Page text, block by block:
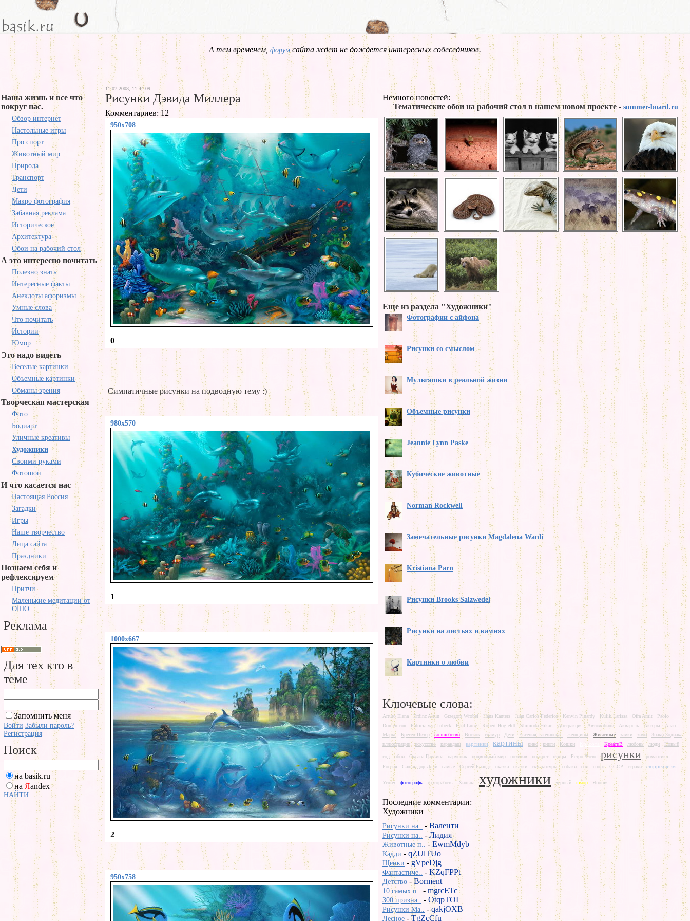
А тем временем, форум сайта ждет не дождется интересных собеседников.
Наша жизнь и все что
вокруг нас.
Обзор интернет
Настольные игры
Про спорт
Животный мир
Природа
Транспорт
Дети
Макро фотография
Забавная реклама
Историческое
Архитектура
Обои на рабочий стол
А это интересно почитать
Полезно знать
Интересные факты
Анекдоты афоризмы
Умные слова
Что почитать
Истории
Юмор
Это надо видеть
Веселые картинки
Объемные картинки
Обманы зрения
Творческая мастерская
Фото
Бодиарт
Уличные креативы
Художники
Своими руками
Фотошоп
И что касается нас
Настоящая Россия
Загадки
Игры
Наше творчество
Лица сайта
Праздники
Познаем себя и
рефлексируем
Притчи
Маленькие медитации от
ОШО
Реклама
Для тех кто в
теме
Запомнить меня
Войти Забыли пароль?
Регистрация
Поиск
на basik.ru
на Яandex
НАЙТИ
11.07.2008, 11.44.09
Рисунки Дэвида Миллера
Комментариев: 12
950x708
0
Симпатичные рисунки на подводную тему :)
980x570
1
1000x667
2
950x758
Немного новостей:
Тематические обои на рабочий стол в нашем новом проекте - summer-board.ru
Еще из раздела "Художники"
Фотографии с айфона
Рисунки со смыслом
Мультяшки в реальной жизни
Объемные рисунки
Jeannie Lynn Paske
Кубические животные
Norman Rockwell
Замечательные рисунки Magdalena Wanli
Kristiana Parn
Рисунки Brooks Salzwedel
Рисунки на листьях и камнях
Картинки о любви
Ключевые слова:
Arturo Elena Erdinc Altun Grzegorz Wrobel Hans Kanters Juan Carlos Federico Kenvin Pinardy Kulik Larissa Ofra Amit
Paolo
Domenicon
Patricia van Lubeck Paul Lung Robert Hogfeldt Shimoda Hikari Абстракция Автомобили Акварель Актеры
Алан
Маркс
Брёгел Питер волшебство Восток гламур Дети Евгения Гапчинская женщины Животные замки зима
Знаки Зодиака
иллюстрации
искусство карандаш картинки картины кино книги Кошки Красота КреатиВ любовь люди Новый
год обои Оксана Гривина парусник подводный мир позитив портрет птицы Ретро Фото рисунки
романтика
Россия
Сальвадор Дали самые Сергей Брандт сказка сказки скульптуры собаки сон спорт СССР страхи сюрреализм
Углич фотографы фотоработы Хильда художники черный юмор Япония
Последние комментарии:
Художники
Рисунки на.. -Валенти
Рисунки на.. -Лидия
Животные п.. -EwmMdyb
Кадди - qZUlTUo
Щенки - gVpeDjg
Фантастиче.. - KZqFPPt
Детство -Borment
10 самых п.. - mgrcETc
300 призна.. - OtqpTOI
Рисунки Ma.. -qakjOXB
Лесное - TgZcCfu